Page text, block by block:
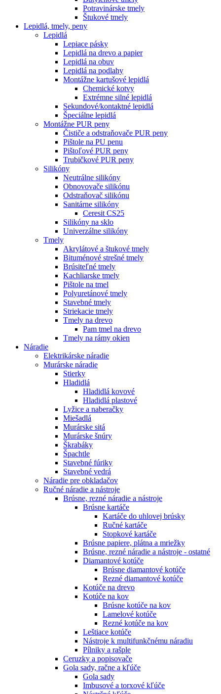
Potravinárske tmely
Štukové tmely
Lepidlá, tmely, peny
Lepidlá
Lepiace pásky
Lepidlá na drevo a papier
Lepidlá na obuv
Lepidlá na podlahy
Montážne kartušové lepidlá
Chemické kotvy
Extrémne silné lepidlá
Sekundové/kontaktné lepidlá
Špeciálne lepidlá
Montážne PUR peny
Čističe a odstraňovače PUR peny
Pištole na PU penu
Pištoľové PUR peny
Trubičkové PUR peny
Silikóny
Neutrálne silikóny
Obnovovače silikónu
Odstraňovač silikónu
Sanitárne silikóny
Ceresit CS25
Silikóny na sklo
Univerzálne silikóny
Tmely
Akrylátové a štukové tmely
Bituménové strešné tmely
Brúsiteľné tmely
Kachliarske tmely
Pištole na tmel
Polyuretánové tmely
Stavebné tmely
Striekacie tmely
Tmely na drevo
Pam tmel na drevo
Tmely na rámy okien
Náradie
Elektrikárske náradie
Murárske náradie
Stierky
Hladidlá
Hladidlá kovové
Hladidlá plastové
Lyžice a naberačky
Miešadlá
Murárske sitá
Murárske šnúry
Škrabáky
Špachtle
Stavebné fúriky
Stavebné vedrá
Náradie pre obkladačov
Ručné náradie a nástroje
Brúsne, rezné náradie a nástroje
Brúsne kartáče
Kartáče do uhlovej brúsky
Ručné kartáče
Stopkové kartáče
Brúsne papiere, plátna a mriežky
Brúsne, rezné náradie a nástroje - ostatné
Diamantové kotúče
Brúsne diamantové kotúče
Rezné diamantové kotúče
Kotúče na drevo
Kotúče na kov
Brúsne kotúče na kov
Lamelové kotúče
Rezné kotúče na kov
Leštiace kotúče
Nástroje k multifunkčnému náradiu
Pílniky a rašple
Ceruzky a popisovače
Gola sady, račne a kľúče
Gola sady
Imbusové a torxové kľúče